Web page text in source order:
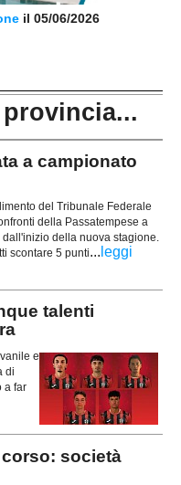
il 05/06/2026
a campionato
del Tribunale Federale
della Passatempese a
della nuova stagione.
scontare 5 punti... leggi
talenti
e
di
a far
società